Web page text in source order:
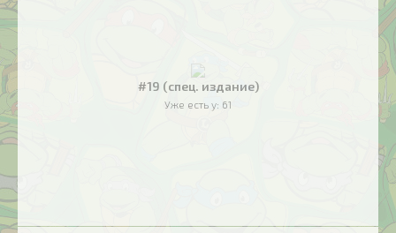
#19 (спец. издание)
Уже есть у: 61